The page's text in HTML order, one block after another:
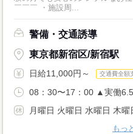
￣￣￣ ・施設周...
警備・交通誘導
東京都新宿区/新宿駅
日給11,000円～ 交通費全額
08：30〜17：00 ▲実働
月曜日 火曜日 水曜日 木曜
もっ